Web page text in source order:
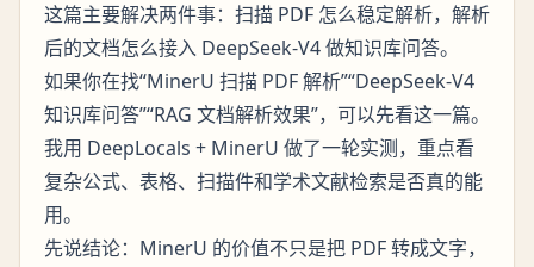
这篇主要解决两件事：扫描 PDF 怎么稳定解析，解析
后的文档怎么接入 DeepSeek-V4 做知识库问答。
如果你在找“MinerU 扫描 PDF 解析”“DeepSeek-V4
知识库问答”“RAG 文档解析效果”，可以先看这一篇。
我用 DeepLocals + MinerU 做了一轮实测，重点看
复杂公式、表格、扫描件和学术文献检索是否真的能
用。
先说结论：MinerU 的价值不只是把 PDF 转成文字，